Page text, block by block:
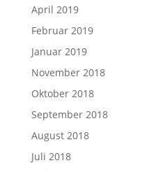
April 2019
Februar 2019
Januar 2019
November 2018
Oktober 2018
September 2018
August 2018
Juli 2018